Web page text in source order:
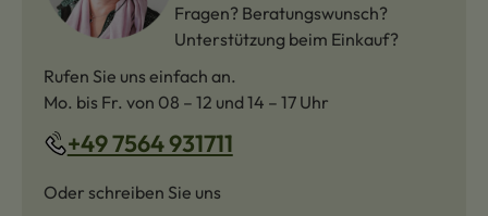
Fragen? Beratungswunsch?
Unterstützung beim Einkauf?
Rufen Sie uns einfach an.
Mo. bis Fr. von 08 – 12 und 14 – 17 Uhr
+49 7564 931711
Oder schreiben Sie uns